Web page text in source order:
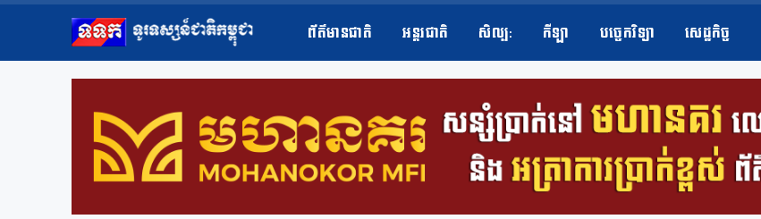
ព័ត៌មានជាតិ អន្តរជាតិ សិល្ប​: កីឡា បច្ចេកវិទ្យា សេដ្ឋកិច្ច